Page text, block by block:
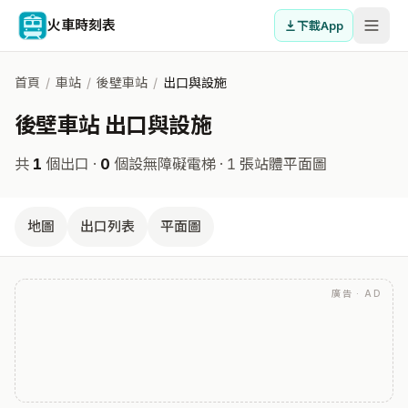
火車時刻表 下載App
首頁 / 車站 / 後壁車站 / 出口與設施
後壁車站 出口與設施
共 1 個出口 · 0 個設無障礙電梯 · 1 張站體平面圖
地圖 出口列表 平面圖
廣告 · AD